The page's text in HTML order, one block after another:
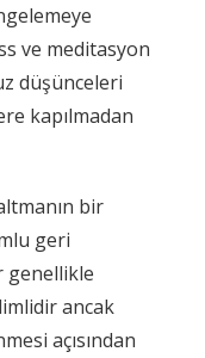
ve meditasyon
düşünceleri
kapılmadan
bir
geri
genellikle
ancak
açısından